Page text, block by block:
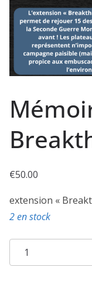
€50.00
extension «
2 en stock
quantité
de